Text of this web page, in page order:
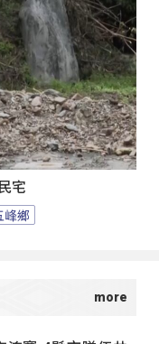
宅
峰鄉